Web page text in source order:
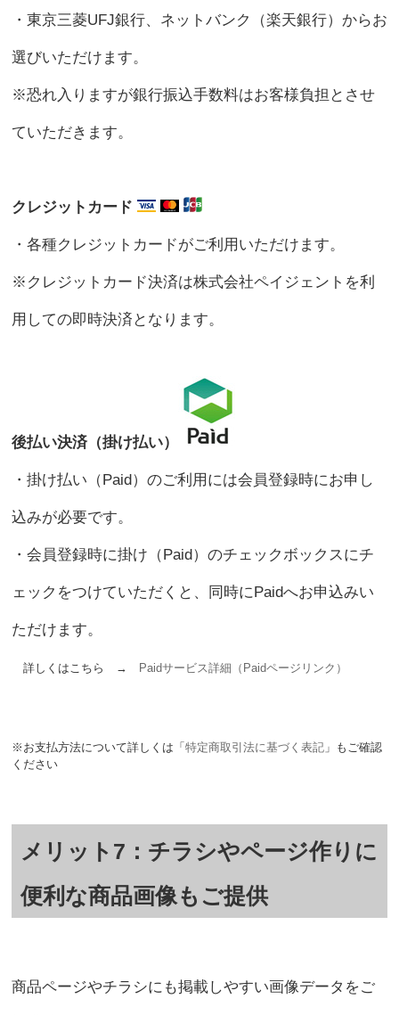
・東京三菱UFJ銀行、ネットバンク（楽天銀行）からお
選びいただけます。
※恐れ入りますが銀行振込手数料はお客様負担とさせ
ていただきます。
クレジットカード
・各種クレジットカードがご利用いただけます。
※クレジットカード決済は株式会社ペイジェントを利
用しての即時決済となります。
後払い決済（掛け払い）
・掛け払い（Paid）のご利用には会員登録時にお申し
込みが必要です。
・会員登録時に掛け（Paid）のチェックボックスにチ
ェックをつけていただくと、同時にPaidへお申込みい
ただけます。
詳しくはこちら → Paidサービス詳細（Paidページリンク）
※お支払方法について詳しくは「特定商取引法に基づく表記 」もご確認
ください
メリット7：チラシやページ作りに
便利な商品画像もご提供
商品ページやチラシにも掲載しやすい画像データをご